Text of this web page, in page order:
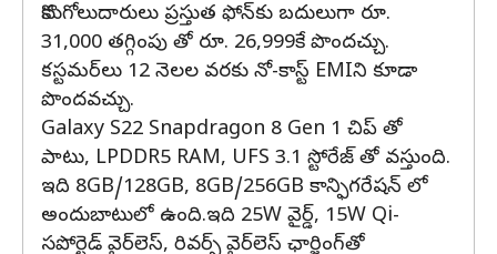
కొనుగోలుదారులు ప్రస్తుత ఫోన్‌కు బదులుగా రూ.
31,000 తగ్గింపు తో రూ. 26,999కే పొందచ్చు.
కస్టమర్‌లు 12 నెలల వరకు నో-కాస్ట్ EMIని కూడా
పొందవచ్చు.
Galaxy S22 Snapdragon 8 Gen 1 చిప్‌ తో
పాటు, LPDDR5 RAM, UFS 3.1 స్టోరేజ్ తో వస్తుంది.
ఇది 8GB/128GB, 8GB/256GB కాన్ఫిగరేషన్ లో
అందుబాటులో ఉంది.ఇది 25W వైర్డ్, 15W Qi-
సపోర్టెడ్ వైర్‌లెస్, రివర్స్ వైర్‌లెస్ ఛార్జింగ్‌తో